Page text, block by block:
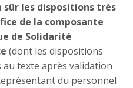
sûr les dispositions très
de la composante
de Solidarité
(dont les dispositions
texte après validation
du personnel